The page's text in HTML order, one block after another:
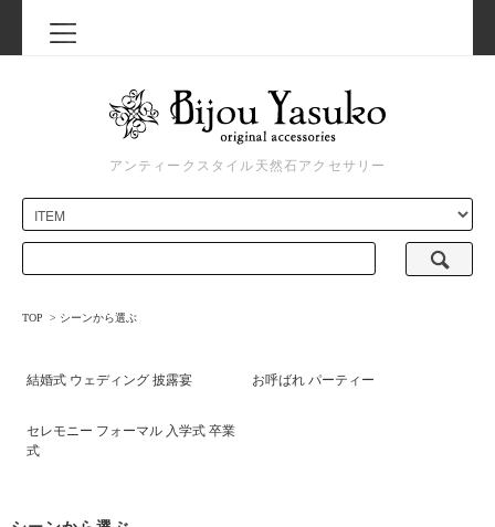
アンティークスタイル天然石アクセサリー
TOP > シーンから選ぶ
結婚式 ウェディング 披露宴 お呼ばれ パーティー
セレモニー フォーマル 入学式 卒業
式